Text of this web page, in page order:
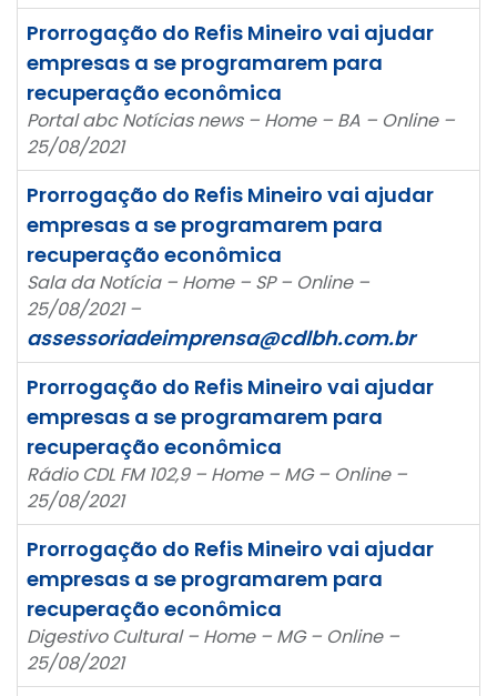
Prorrogação do Refis Mineiro vai ajudar
empresas a se programarem para
recuperação econômica
Portal abc Notícias news – Home – BA – Online –
25/08/2021
Prorrogação do Refis Mineiro vai ajudar
empresas a se programarem para
recuperação econômica
Sala da Notícia – Home – SP – Online –
25/08/2021 –
assessoriadeimprensa@cdlbh.com.br
Prorrogação do Refis Mineiro vai ajudar
empresas a se programarem para
recuperação econômica
Rádio CDL FM 102,9 – Home – MG – Online –
25/08/2021
Prorrogação do Refis Mineiro vai ajudar
empresas a se programarem para
recuperação econômica
Digestivo Cultural – Home – MG – Online –
25/08/2021